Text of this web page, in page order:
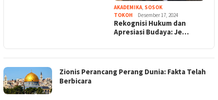
AKADEMIKA SOSOK
TOKOH
Desember 17, 2024
Rekognisi Hukum dan
Apresiasi Budaya: Je…
Zionis Perancang Perang Dunia: Fakta Telah
Berbicara